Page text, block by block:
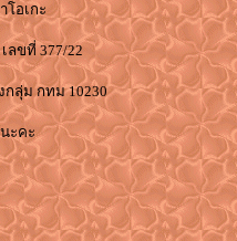
โอเกะ
ขที่ 377/22
ลุ่ม กทม 10230
ะคะ